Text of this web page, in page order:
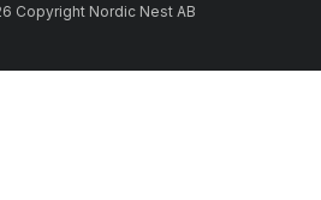
Copyright Nordic Nest AB